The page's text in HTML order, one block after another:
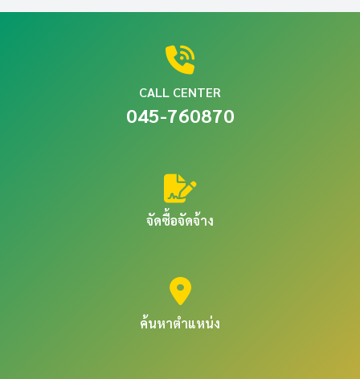
CALL CENTER
045-760870
จัดซื้อจัดจ้าง
ค้นหาตำแหน่ง